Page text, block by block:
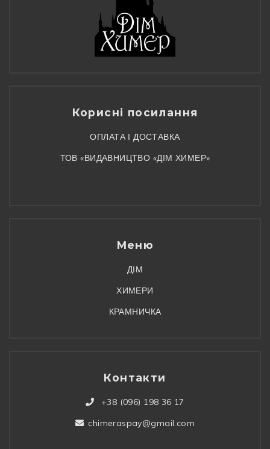
Корисні посилання
ОПЛАТА І ДОСТАВКА
ТОВ «ВИДАВНИЦТВО «ДІМ ХИМЕР»
Меню
ДІМ
ХИМЕРИ
КРАМНИЧКА
Контакти
+38 (096) 198 36 17
chimeraspay@gmail.com